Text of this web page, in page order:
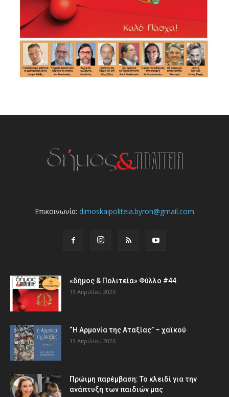
Επικοινωνία: dimoskaipoliteia.byron@gmail.com
«δήμος & Πολιτεία» Φύλλο #44
13 Απριλίου 2026
“Η Αρμονία της Αταξίας” – χαϊκού
13 Απριλίου 2026
Πρώιμη παρέμβαση: Το κλειδί για την
ανάπτυξη των παιδιών µας